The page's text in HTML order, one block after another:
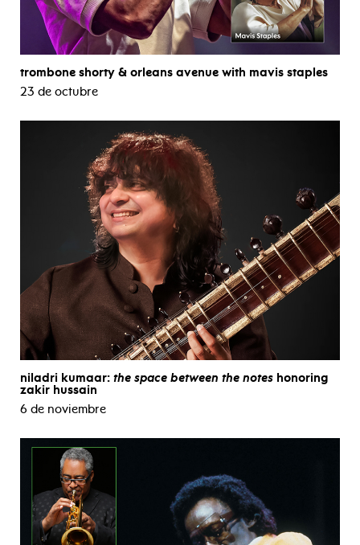
trombone shorty & orleans avenue with mavis staples
23 de octubre
niladri kumaar: the space between the notes honoring
zakir hussain
6 de noviembre